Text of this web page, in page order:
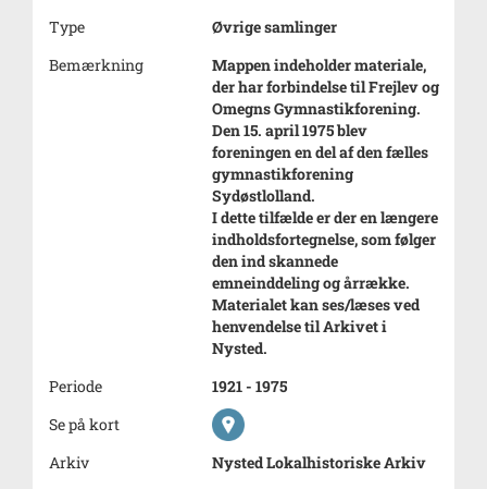
Type
Øvrige samlinger
Bemærkning
Mappen indeholder materiale,
der har forbindelse til Frejlev og
Omegns Gymnastikforening.
Den 15. april 1975 blev
foreningen en del af den fælles
gymnastikforening
Sydøstlolland.
I dette tilfælde er der en længere
indholdsfortegnelse, som følger
den ind skannede
emneinddeling og årrække.
Materialet kan ses/læses ved
henvendelse til Arkivet i
Nysted.
Periode
1921 - 1975
Se på kort
Arkiv
Nysted Lokalhistoriske Arkiv